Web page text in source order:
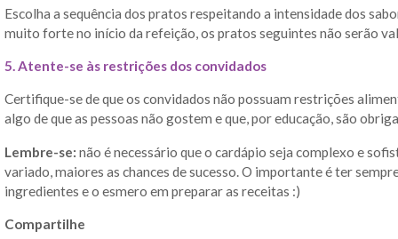
Escolha a sequência dos pratos respeitando a intensidade dos
muito forte no início da refeição, os pratos seguintes não serão
5. Atente-se às restrições dos convidados
Certifique-se de que os convidados não possuam restrições
algo de que as pessoas não gostem e que, por educação, são
Lembre-se: não é necessário que o cardápio seja complexo e
variado, maiores as chances de sucesso. O importante é ter
ingredientes e o esmero em preparar as receitas :)
Compartilhe